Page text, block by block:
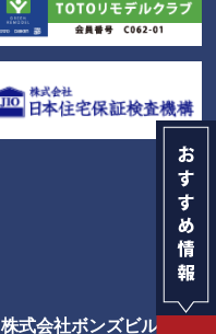
株式会社ボンズビルダー